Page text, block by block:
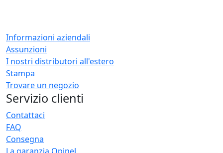
Informazioni aziendali
Assunzioni
I nostri distributori all'estero
Stampa
Trovare un negozio
Servizio clienti
Contattaci
FAQ
Consegna
La garanzia Opinel